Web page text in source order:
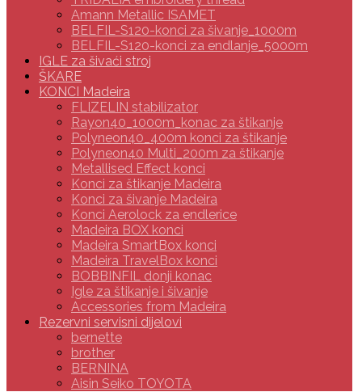
Amann Metallic ISAMET
BELFIL-S120-konci za šivanje_1000m
BELFIL-S120-konci za endlanje_5000m
IGLE za šivaći stroj
ŠKARE
KONCI Madeira
FLIZELIN stabilizator
Rayon40_1000m_konac za štikanje
Polyneon40_400m konci za štikanje
Polyneon40 Multi_200m za štikanje
Metallised Effect konci
Konci za štikanje Madeira
Konci za šivanje Madeira
Konci Aerolock za endlerice
Madeira BOX konci
Madeira SmartBox konci
Madeira TravelBox konci
BOBBINFIL donji konac
Igle za štikanje i šivanje
Accessories from Madeira
Rezervni servisni dijelovi
bernette
brother
BERNINA
Aisin Seiko TOYOTA